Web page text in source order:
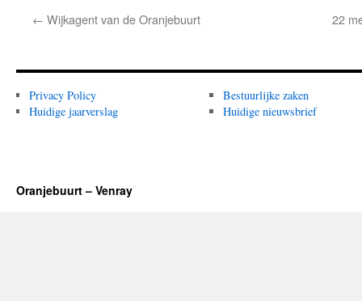
← Wijkagent van de Oranjebuurt 22
Privacy Policy
Huidige jaarverslag
Bestuurlijke zaken
Huidige nieuwsbrief
Oranjebuurt – Venray